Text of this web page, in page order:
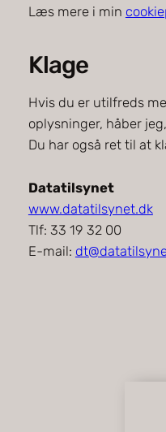
Læs mere i min
Klage
Hvis du er utilfreds
oplysninger, håber
Du har også ret til at
Datatilsynet
www.datatilsynet.dk
Tlf: 33 19 32 00
E-mail: